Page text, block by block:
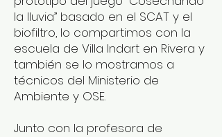
la lluvia” basado en el SCAT y el
biofiltro, lo compartimos con la
escuela de Villa Indart en Rivera y
también se lo mostramos a
técnicos del Ministerio de
Ambiente y OSE.
Junto con la profesora de